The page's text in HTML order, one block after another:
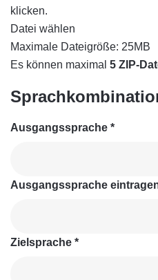
klicken.
Datei wählen
Maximale Dateigröße: 25MB
Es können maximal 5 ZIP-
Ausgangssprache *
Ausgangssprache
Zielsprache *